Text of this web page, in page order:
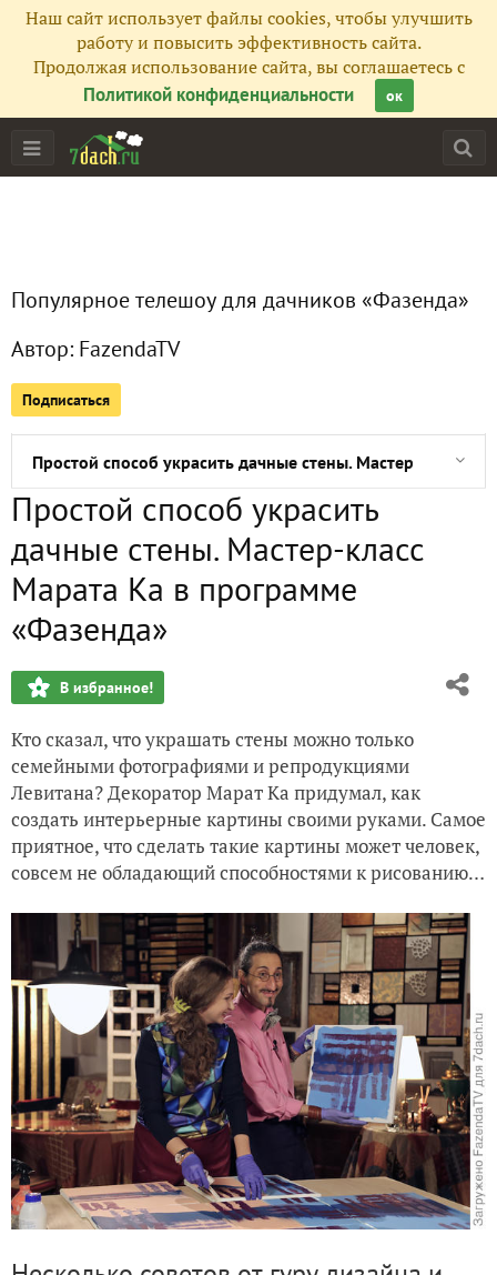
Наш сайт использует файлы cookies, чтобы улучшить
работу и повысить эффективность сайта.
Продолжая использование сайта, вы соглашаетесь с
Политикой конфиденциальности
ок
Популярное телешоу для дачников «Фазенда»
Автор: FazendaTV
Подписаться
Главная
Сейчас обсуждают
Переделка старого чемодана в журнальный столик.
Простой способ украсить дачные стены. Мастер-класс
Лесная мансарда. 5 дизайнерских находок в проекте
«Фазенда» за кадром. Как устанавливали погреб Тингард
Простой способ украсить
дачные стены. Мастер-класс
Марата Ка в программе
«Фазенда»
В избранное!
Кто сказал, что украшать стены можно только
семейными фотографиями и репродукциями
Левитана? Декоратор Марат Ка придумал, как
создать интерьерные картины своими руками. Самое
приятное, что сделать такие картины может человек,
совсем не обладающий способностями к рисованию…